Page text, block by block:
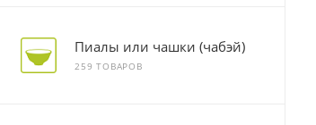
Пиалы или чашки (чабэй)
259 ТОВАРОВ